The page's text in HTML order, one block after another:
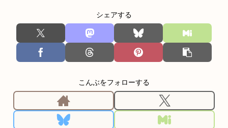
シェアする
こんぶをフォローする